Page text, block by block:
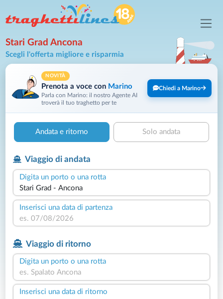
Stari Grad Ancona
Scegli l'offerta migliore e risparmia
NOVITÀ
Prenota a voce con Marino
Parla con Marino: il nostro Agente AI
troverà il tuo traghetto per te
Chiedi a Marino
Andata e ritorno Solo andata
Viaggio di andata
Digita un porto o una rotta
Inserisci una data di partenza
Viaggio di ritorno
Digita un porto o una rotta
Inserisci una data di ritorno